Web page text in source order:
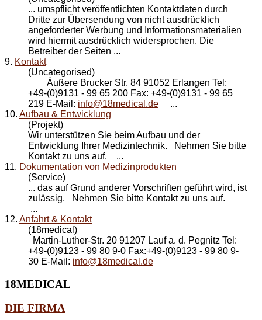
... umspflicht veröffentlichten Kontaktdaten durch
Dritte zur Übersendung von nicht ausdrücklich
angeforderter Werbung und Informationsmaterialien
wird hiermit ausdrücklich widersprochen. Die
Betreiber der Seiten ...
9. Kontakt
(Uncategorised)
Äußere Brucker Str. 84 91052 Erlangen Tel:
+49-(0)9131 - 99 65 200 Fax: +49-(0)9131 - 99 65
219 E-Mail: info@18medical.de ...
10. Aufbau & Entwicklung
(Projekt)
Wir unterstützen Sie beim Aufbau und der
Entwicklung Ihrer Medizintechnik. Nehmen Sie bitte
Kontaktzu uns auf. ...
11. Dokumentation von Medizinprodukten
(Service)
... das auf Grund anderer Vorschriften geführt wird, ist
zulässig. Nehmen Sie bitte Kontaktzu uns auf.
...
12. Anfahrt & Kontakt
(18medical)
Martin-Luther-Str. 20 91207 Lauf a. d. Pegnitz Tel:
+49-(0)9123 - 99 80 9-0 Fax:+49-(0)9123 - 99 80 9-
30 E-Mail: info@18medical.de
18MEDICAL
DIE FIRMA